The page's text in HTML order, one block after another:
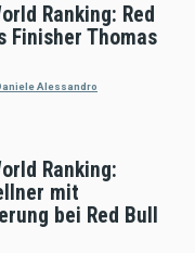
Ranking: Red
Finisher Thomas
Alessandro
Ranking:
mit
bei Red Bull